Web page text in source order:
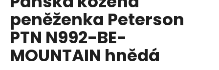
peněženka Peterson
PTN N992-BE-
MOUNTAIN hnědá
o
p
o
r
u
č